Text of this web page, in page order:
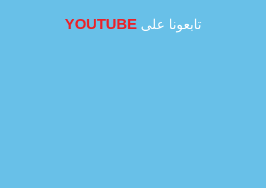
تابعونا على YOUTUBE